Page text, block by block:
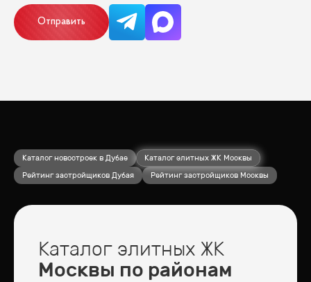
Отправить
Каталог новостроек в Дубае
Каталог элитных ЖК Москвы
Рейтинг застройщиков Дубая
Рейтинг застройщиков Москвы
Каталог элитных ЖК
Москвы по районам